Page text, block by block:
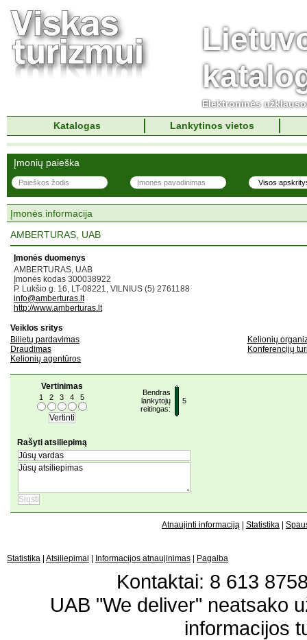
Elektroninės
Katalogas
Lankytinos vietos
Įmonių paieška
Įmonės informacija
AMBERTURAS, UAB
Įmonės duomenys
AMBERTURAS, UAB
Įmonės kodas 300038922
P. Lukšio g. 16, LT-08221, VILNIUS (5) 2761188
info@amberturas.lt
http://www.amberturas.lt
Veiklos sritys
Bilietų pardavimas
Draudimas
Kelionių agentūros
Kelionių
Konferencijų
Vertinimas
1 2 3 4 5
Bendras
lankytojų
reitingas:
5
Rašyti atsiliepimą
Atnaujinti informaciją Statistika
Statistika Atsiliepimai Informacijos atnaujinimas Pagalba
Kontaktai: 8 613
UAB "We deliver" neatsako
informacijos